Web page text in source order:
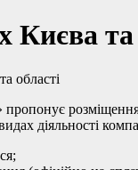
Києва та
області
діяльності